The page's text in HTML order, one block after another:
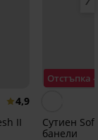
4,9
II
Отстъпка -
Сутиен
банели